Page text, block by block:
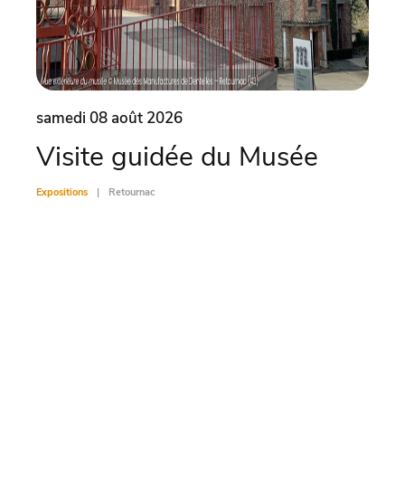
samedi 08 août 2026
Visite guidée du Musée
Expositions Retournac